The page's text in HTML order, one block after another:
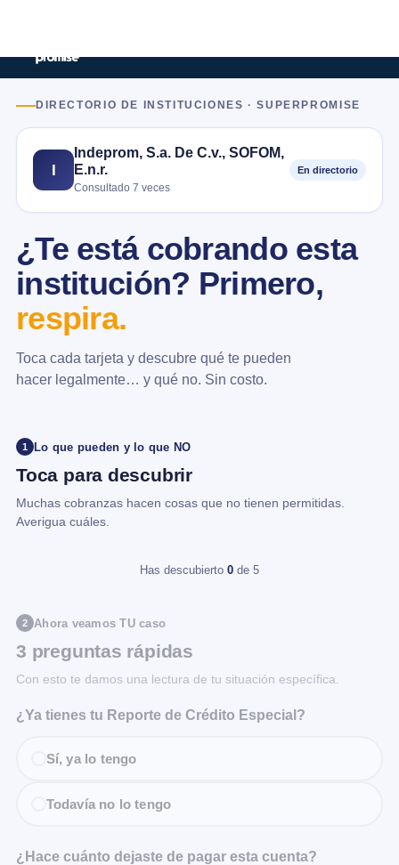
DIRECTORIO DE INSTITUCIONES · SUPERPROMISE
I
Indeprom, S.a. De C.v., SOFOM,
E.n.r.
Consultado 7 veces
En directorio
¿Te está cobrando esta
institución? Primero,
respira.
Toca cada tarjeta y descubre qué te pueden
hacer legalmente… y qué no. Sin costo.
1 Lo que pueden y lo que NO
Toca para descubrir
Muchas cobranzas hacen cosas que no tienen permitidas.
Averigua cuáles.
Has descubierto 0 de 5
2 Ahora veamos TU caso
3 preguntas rápidas
Con esto te damos una lectura de tu situación específica.
¿Ya tienes tu Reporte de Crédito Especial?
Sí, ya lo tengo
Todavía no lo tengo
¿Hace cuánto dejaste de pagar esta cuenta?